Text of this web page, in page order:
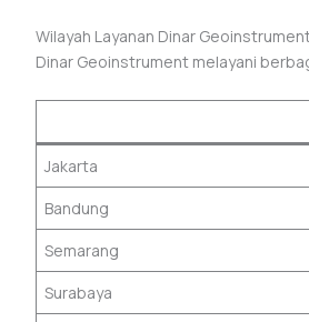
Wilayah Layanan Dinar
Dinar Geoinstrument melayani
Jakarta
Bandung
Semarang
Surabaya